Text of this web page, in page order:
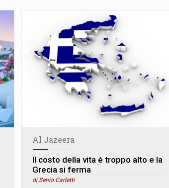
Al Jazeera
Il costo della vita è troppo alto e la
Grecia si ferma
di Senio Carletti